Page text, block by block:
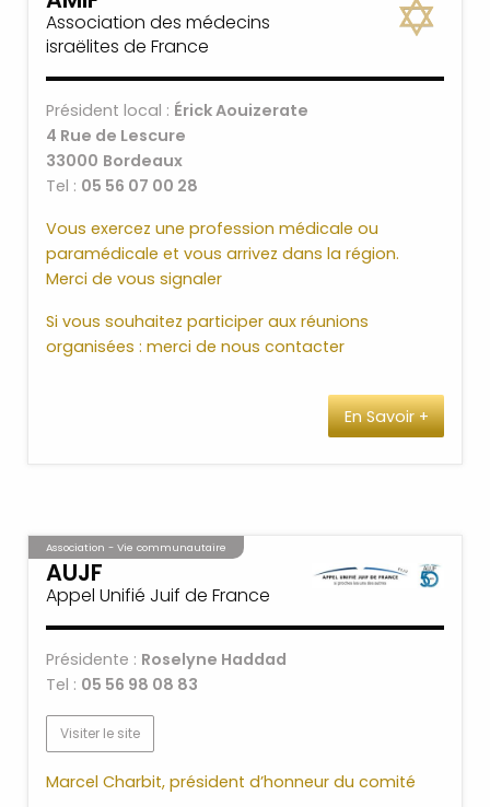
Association des médecins
israëlites de France
Président local : Érick Aouizerate
4 Rue de Lescure
33000 Bordeaux
Tel : 05 56 07 00 28
Vous exercez une profession médicale ou
paramédicale et vous arrivez dans la région.
Merci de vous signaler
Si vous souhaitez participer aux réunions
organisées : merci de nous contacter
En Savoir +
Association - Vie communautaire
AUJF
Appel Unifié Juif de France
Présidente : Roselyne Haddad
Tel : 05 56 98 08 83
Visiter le site
Marcel Charbit, président d’honneur du comité